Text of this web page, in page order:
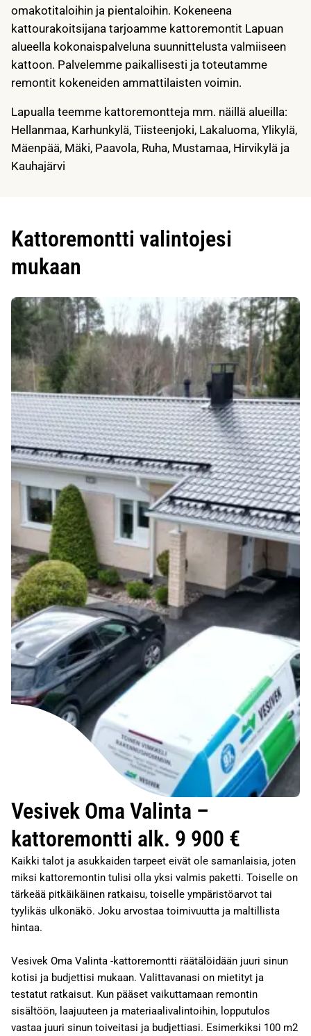
omakotitaloihin ja pientaloihin. Kokeneena
kattourakoitsijana tarjoamme kattoremontit Lapuan
alueella kokonaispalveluna suunnittelusta valmiiseen
kattoon. Palvelemme paikallisesti ja toteutamme
remontit kokeneiden ammattilaisten voimin.
Lapualla teemme kattoremontteja mm. näillä alueilla:
Hellanmaa, Karhunkylä, Tiisteenjoki, Lakaluoma, Ylikylä,
Mäenpää, Mäki, Paavola, Ruha, Mustamaa, Hirvikylä ja
Kauhajärvi
Kattoremontti valintojesi
mukaan
Vesivek Oma Valinta –
kattoremontti alk. 9 900 €
Kaikki talot ja asukkaiden tarpeet eivät ole samanlaisia, joten
miksi kattoremontin tulisi olla yksi valmis paketti. Toiselle on
tärkeää pitkäikäinen ratkaisu, toiselle ympäristöarvot tai
tyylikäs ulkonäkö. Joku arvostaa toimivuutta ja maltillista
hintaa.
Vesivek Oma Valinta -kattoremontti räätälöidään juuri sinun
kotisi ja budjettisi mukaan. Valittavanasi on mietityt ja
testatut ratkaisut. Kun pääset vaikuttamaan remontin
sisältöön, laajuuteen ja materiaalivalintoihin, lopputulos
vastaa juuri sinun toiveitasi ja budjettiasi. Esimerkiksi 100 m2